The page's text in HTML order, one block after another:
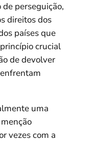
perseguição,
direitos dos
países que
crucial
de devolver
uma
vezes com a